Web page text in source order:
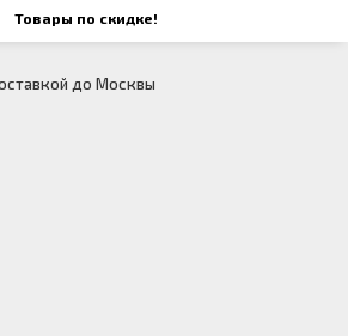
Товары по скидке!
до Москвы